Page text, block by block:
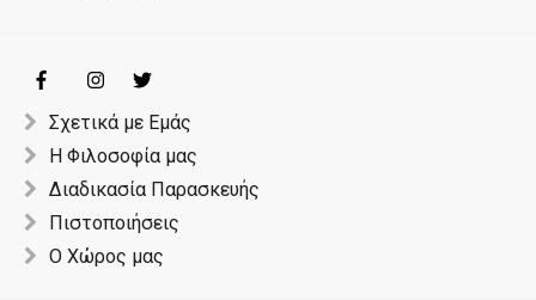
Σχετικά με Εμάς
Η Φιλοσοφία μας
Διαδικασία Παρασκευής
Πιστοποιήσεις
Ο Χώρος μας